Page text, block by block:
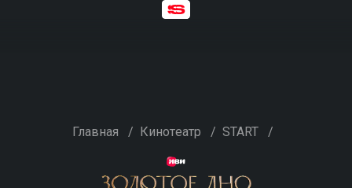
Главная / Кинотеатр / START /